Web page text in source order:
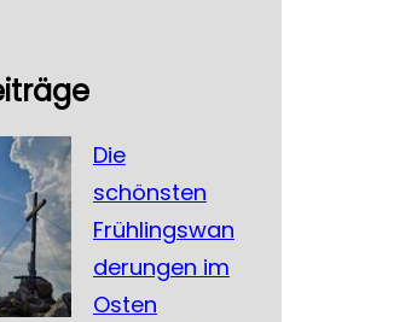
Die
schönsten
Frühlingswan
derungen im
Osten